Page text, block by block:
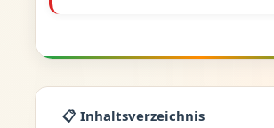
📋 Inhaltsverzeichnis